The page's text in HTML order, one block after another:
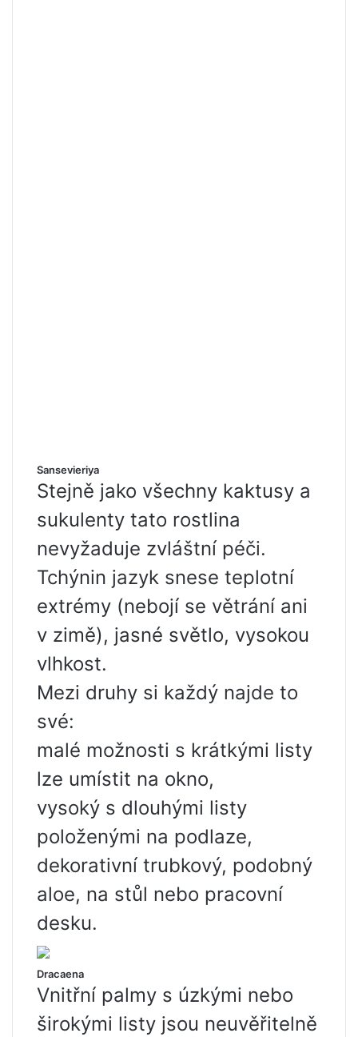
Sansevieriya
Stejně jako všechny kaktusy a
sukulenty tato rostlina
nevyžaduje zvláštní péči.
Tchýnin jazyk snese teplotní
extrémy (nebojí se větrání ani
v zimě), jasné světlo, vysokou
vlhkost.
Mezi druhy si každý najde to
své:
malé možnosti s krátkými listy
lze umístit na okno,
vysoký s dlouhými listy
položenými na podlaze,
dekorativní trubkový, podobný
aloe, na stůl nebo pracovní
desku.
Dracaena
Vnitřní palmy s úzkými nebo
širokými listy jsou neuvěřitelně